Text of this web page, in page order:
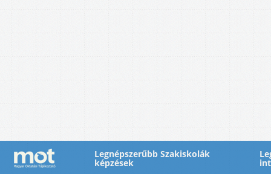
Legnépszerűbb Szakiskolák
képzések